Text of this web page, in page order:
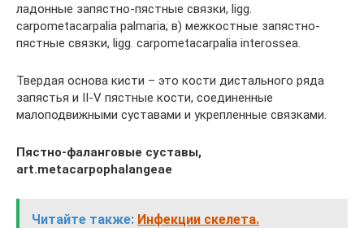
ладонные запястно-пястные связки, ligg.
carpometacarpalia palmaria; в) межкостные запястно-
пястные связки, ligg. carpometacarpalia interossea.
Твердая основа кисти – это кости дистального ряда
запястья и II-V пястные кости, соединенные
малоподвижными суставами и укрепленные связками.
Пястно-фаланговые суставы,
art.metacarpophalangeae
Читайте также: Инфекции скелета.